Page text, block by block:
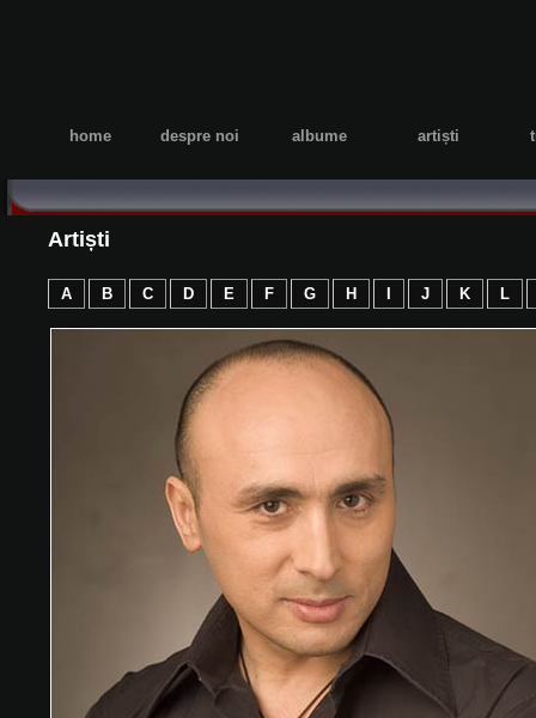
home despre noi albume artiști
Artiști
A B C D E F G H J K L